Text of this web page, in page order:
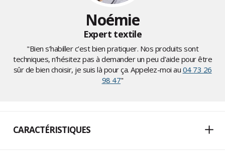
Noémie
Expert textile
"Bien s’habiller c’est bien pratiquer. Nos produits sont
techniques, n’hésitez pas à demander un peu d’aide pour être
sûr de bien choisir, je suis là pour ça. Appelez-moi au 04 73 26
98 47"
CARACTÉRISTIQUES